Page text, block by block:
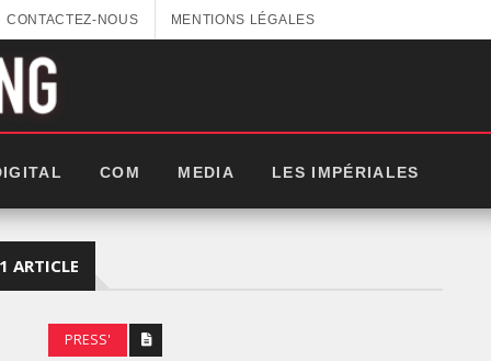
CONTACTEZ-NOUS MENTIONS LÉGALES
COM MEDIA LES IMPÉRIALES
ARTICLE
PRESS'